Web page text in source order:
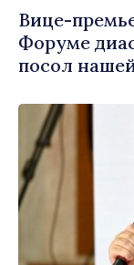
Вице-
Форуме
посол
Молдова»